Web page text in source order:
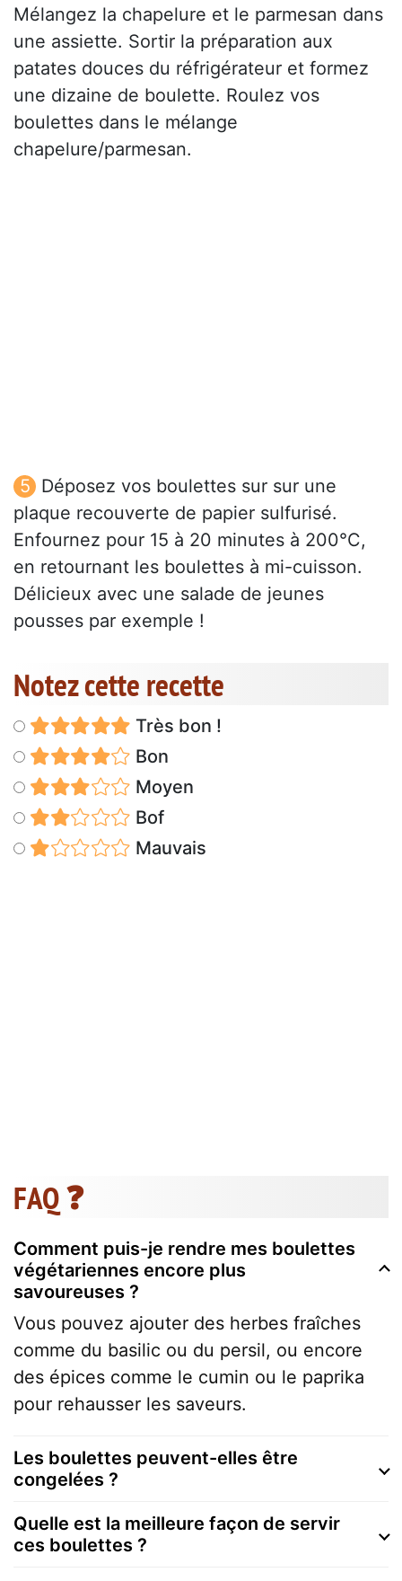
Mélangez la chapelure et le parmesan dans
une assiette. Sortir la préparation aux
patates douces du réfrigérateur et formez
une dizaine de boulette. Roulez vos
boulettes dans le mélange
chapelure/parmesan.
Déposez vos boulettes sur sur une
plaque recouverte de papier sulfurisé.
Enfournez pour 15 à 20 minutes à 200°C,
en retournant les boulettes à mi-cuisson.
Délicieux avec une salade de jeunes
pousses par exemple !
Notez cette recette
Très bon !
Bon
Moyen
Bof
Mauvais
FAQ ❓
Comment puis-je rendre mes boulettes
végétariennes encore plus
savoureuses ?
Vous pouvez ajouter des herbes fraîches
comme du basilic ou du persil, ou encore
des épices comme le cumin ou le paprika
pour rehausser les saveurs.
Les boulettes peuvent-elles être
congelées ?
Quelle est la meilleure façon de servir
ces boulettes ?